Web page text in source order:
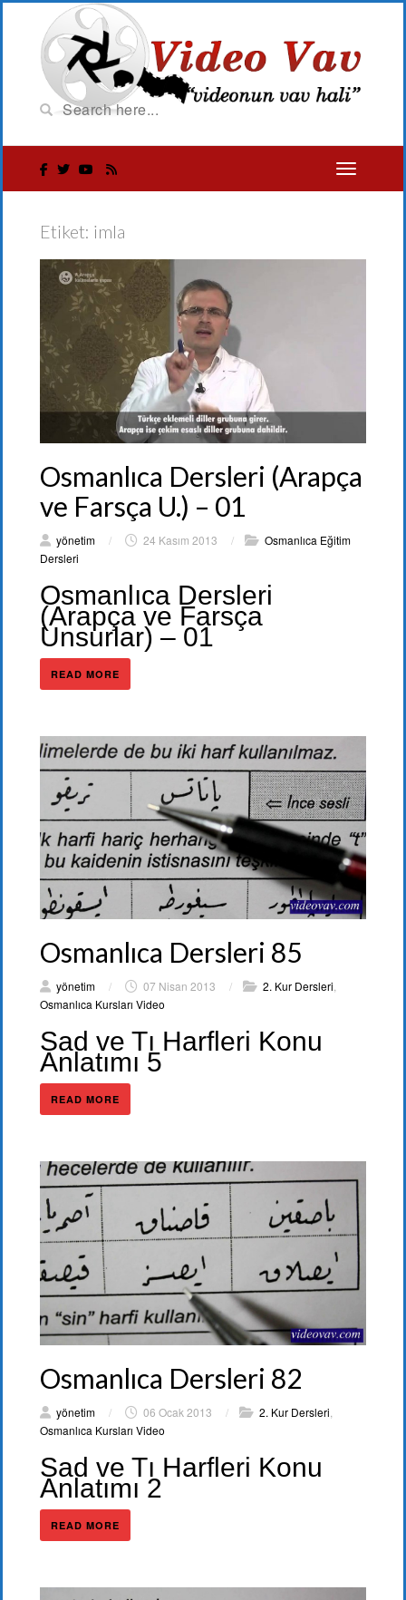
Etiket: imla
Osmanlıca Dersleri (Arapça
ve Farsça U.) – 01
yönetim / 24 Kasım 2013 /
Osmanlıca Eğitim
Dersleri
Osmanlıca Dersleri
(Arapça ve Farsça
Unsurlar) – 01
READ MORE
Osmanlıca Dersleri 85
yönetim / 07 Nisan 2013 / 2. Kur Dersleri
Osmanlıca Kursları Video
Sad ve Tı Harfleri Konu
Anlatımı 5
READ MORE
Osmanlıca Dersleri 82
yönetim / 06 Ocak 2013 / 2. Kur Dersleri
Osmanlıca Kursları Video
Sad ve Tı Harfleri Konu
Anlatımı 2
READ MORE